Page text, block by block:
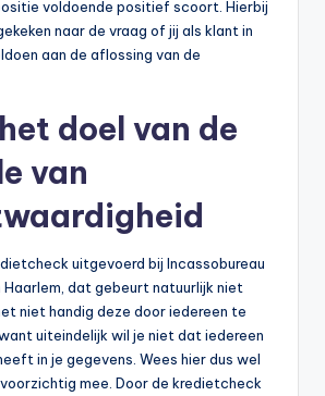
voldoende positief scoort. Hierbij
naar de vraag of jij als klant in
aan de aflossing van de
doel van de
van
uitgevoerd bij Incassobureau
Haarlem, dat gebeurt natuurlijk niet
niet handig deze door iedereen te
uiteindelijk wil je niet dat iedereen
in je gegevens. Wees hier dus wel
mee. Door de kredietcheck